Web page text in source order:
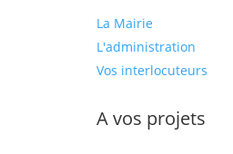
La Mairie
L'administration
Vos interlocuteurs
A vos projets